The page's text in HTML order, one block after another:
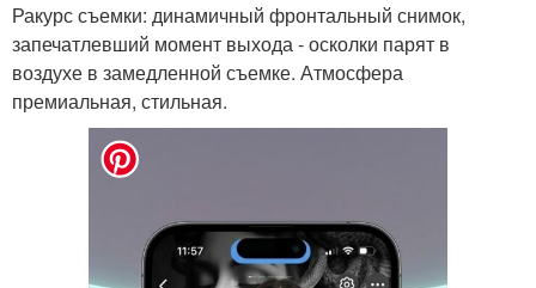
Ракурс съемки: динамичный фронтальный снимок,
запечатлевший момент выхода - осколки парят в
воздухе в замедленной съемке. Атмосфера
премиальная, стильная.